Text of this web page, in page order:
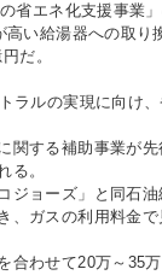
省エネ化支援事業
い給湯器への取り
だ。
ルの実現に向け
する補助事業が
る。
ョーズ」と同石
、ガスの利用料金
わせて20万～35